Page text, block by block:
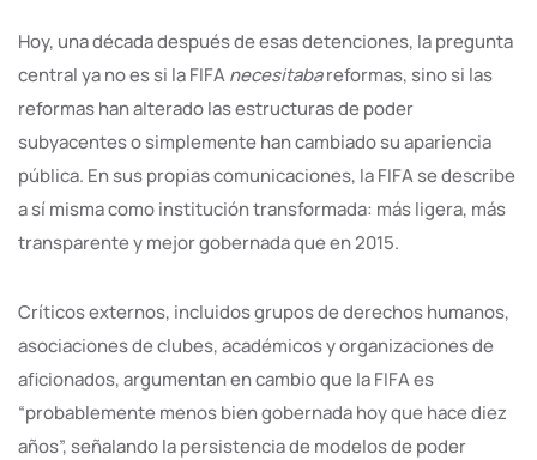
Hoy, una década después de esas detenciones, la pregunta
central ya no es si la FIFAnecesitabareformas, sino si las
reformas han alterado las estructuras de poder
subyacentes o simplemente han cambiado su apariencia
pública. En sus propias comunicaciones, la FIFA se describe
a sí misma como institución transformada: más ligera, más
transparente y mejor gobernada que en 2015.
Críticos externos, incluidos grupos de derechos humanos,
asociaciones de clubes, académicos y organizaciones de
aficionados, argumentan en cambio que la FIFA es
“probablemente menos bien gobernada hoy que hace diez
años”, señalando la persistencia de modelos de poder